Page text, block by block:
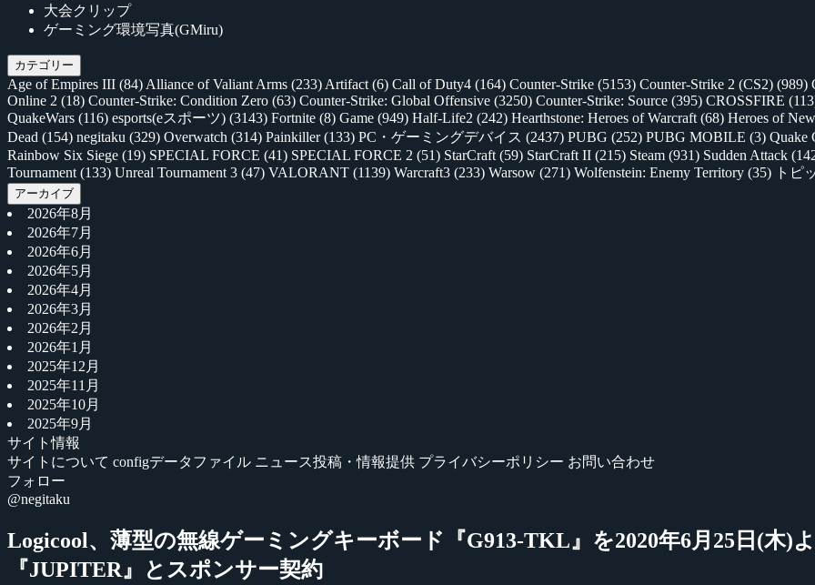
大会クリップ
ゲーミング環境写真(GMiru)
カテゴリー
Age of Empires III (84) Alliance of Valiant Arms (233) Artifact (6) Call of Duty4 (164) Counter-Strike (5153) Counter-Strike 2 (CS2) (989)
Online 2 (18) Counter-Strike: Condition Zero (63) Counter-Strike: Global Offensive (3250) Counter-Strike: Source (395) CROSSFIRE
QuakeWars (116) esports(eスポーツ) (3143) Fortnite (8) Game (949) Half-Life2 (242) Hearthstone: Heroes of Warcraft (68) Heroes of
Dead (154) negitaku (329) Overwatch (314) Painkiller(133) PC・ゲーミングデバイス (2437) PUBG (252) PUBG MOBILE (3) Quake
Rainbow Six Siege (19) SPECIAL FORCE (41) SPECIAL FORCE 2 (51) StarCraft (59) StarCraft II (215) Steam (931) Sudden Attack
Tournament (133) Unreal Tournament 3 (47) VALORANT (1139) Warcraft3 (233) Warsow (271) Wolfenstein: Enemy Territory (35) トピ
アーカイブ
2026年8月
2026年7月
2026年6月
2026年5月
2026年4月
2026年3月
2026年2月
2026年1月
2025年12月
2025年11月
2025年10月
2025年9月
サイト情報
サイトについて configデータファイル ニュース投稿・情報提供 プライバシーポリシー お問い合わせ
フォロー
@negitaku
Logicool、薄型の無線ゲーミングキーボード『G913-TKL』を2020年6月25日(木)
『JUPITER』とスポンサー契約